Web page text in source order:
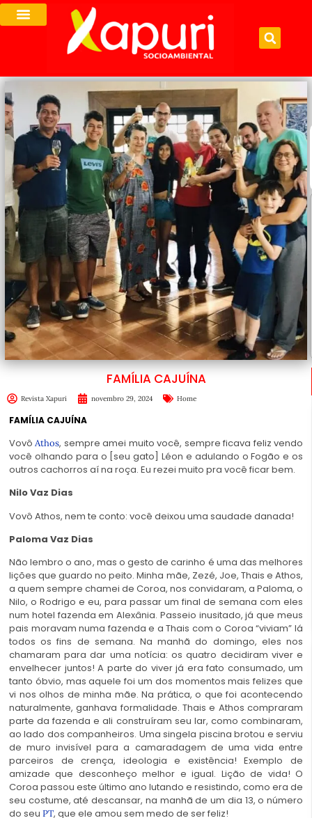
FAMÍLIA CAJUÍNA
Revista Xapuri novembro 29, 2024 Home
FAMÍLIA CAJUÍNA
VovôAthos, sempre amei muito você, sempre ficava feliz vendo
você olhando para o [seu gato] Léon e adulando o Fogão e os
outros cachorros aí na roça. Eu rezei muito pra você ficar bem.
Nilo Vaz Dias
Vovô Athos, nem te conto: você deixou uma saudade danada!
Paloma Vaz Dias
Não lembro o ano, mas o gesto de carinho é uma das melhores
lições que guardo no peito. Minha mãe, Zezé, Joe, Thais e Athos,
a quem sempre chamei de Coroa, nos convidaram, a Paloma, o
Nilo, o Rodrigo e eu, para passar um final de semana com eles
num hotel fazenda em Alexânia. Passeio inusitado, já que meus
pais moravam numa fazenda e a Thais com o Coroa “viviam” lá
todos os fins de semana. Na manhã do domingo, eles nos
chamaram para dar uma notícia: os quatro decidiram viver e
envelhecer juntos! A parte do viver já era fato consumado, um
tanto óbvio, mas aquele foi um dos momentos mais felizes que
vi nos olhos de minha mãe. Na prática, o que foi acontecendo
naturalmente, ganhava formalidade. Thais e Athos compraram
parte da fazenda e ali construíram seu lar, como combinaram,
ao lado dos companheiros. Uma singela piscina brotou e serviu
de muro invisível para a camaradagem de uma vida entre
parceiros de crença, ideologia e existência! Exemplo de
amizade que desconheço melhor e igual. Lição de vida! O
Coroa passou este último ano lutando e resistindo, como era de
seu costume, até descansar, na manhã de um dia 13, o número
do seu PT, que ele amou sem medo de ser feliz!